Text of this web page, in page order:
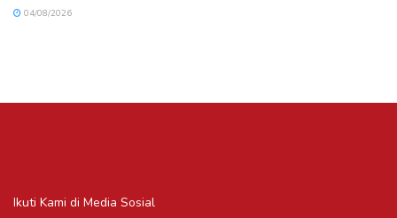
04/08/2026
Ikuti Kami di Media Sosial